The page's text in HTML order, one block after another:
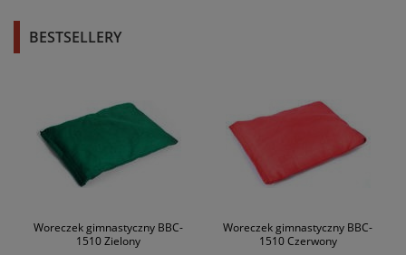
BESTSELLERY
Woreczek gimnastyczny BBC-
1510 Zielony
Woreczek gimnastyczny BBC-
1510 Czerwony